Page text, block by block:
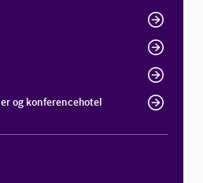
og konferencehotel